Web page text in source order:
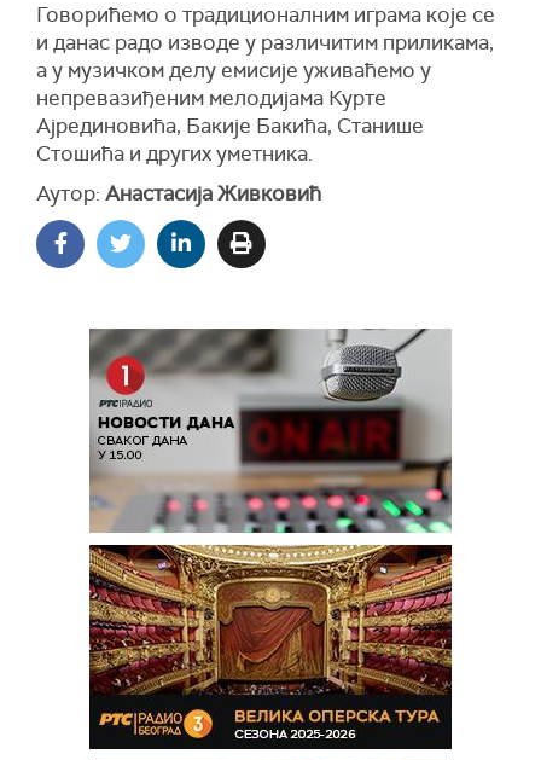
Говорићемо о традиционалним играма које се
и данас радо изводе у различитим приликама,
а у музичком делу емисије уживаћемо у
непревазиђеним мелодијама Курте
Ајрединовића, Бакије Бакића, Станише
Стошића и других уметника.
Аутор: Анастасија Живковић